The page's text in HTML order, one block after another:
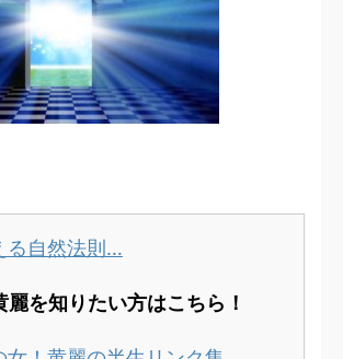
る自然法則…
を知りたい方はこちら！